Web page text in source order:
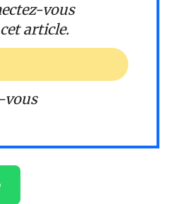
vous
article.
vous